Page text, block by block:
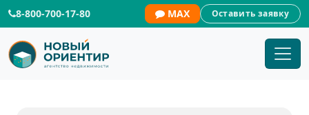
8-800-700-17-80 MAX Оставить заявку